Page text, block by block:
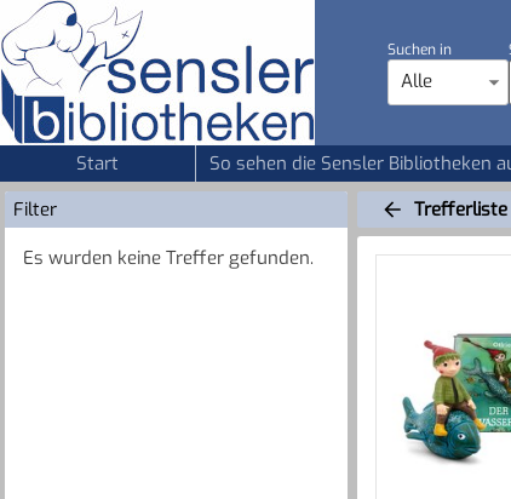
Suchen in
Alle
Start So sehen die Sensler Bibliotheken
Filter
Es wurden keine Treffer gefunden.
Trefferliste